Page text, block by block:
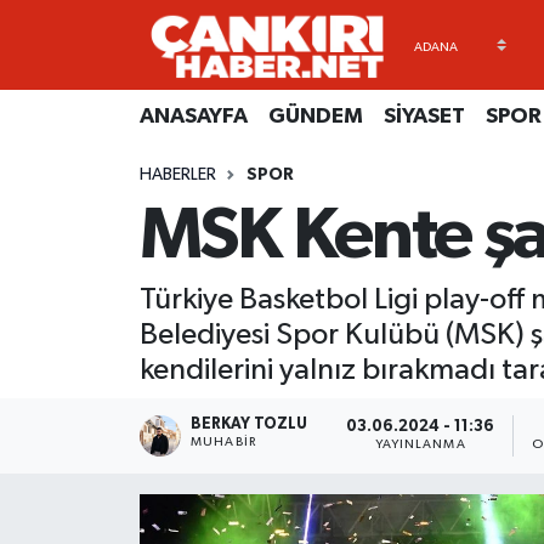
ANASAYFA GÜNDEM SİYASET SPOR
HABERLER SPOR
MSK Kente
Türkiye Basketbol Ligi play-off
Belediyesi Spor Kulübü (MSK)
kendilerini yalnız bırakmadı
BERKAY TOZLU
MUHABIR
03.06.2024 - 11:36
YAYINLANMA
ANASAYFA
SİYASET
EKONOMİ
RESMİ İLANLAR
Künye
Gizlilik Sözleşmesi
EKONOMİ
GÜNDEM
kimdir-nedir-nasil
Merkez Hava Durumu
Süper Lig Puan Durumu ve Fikstür
Son Dakika Haberleri